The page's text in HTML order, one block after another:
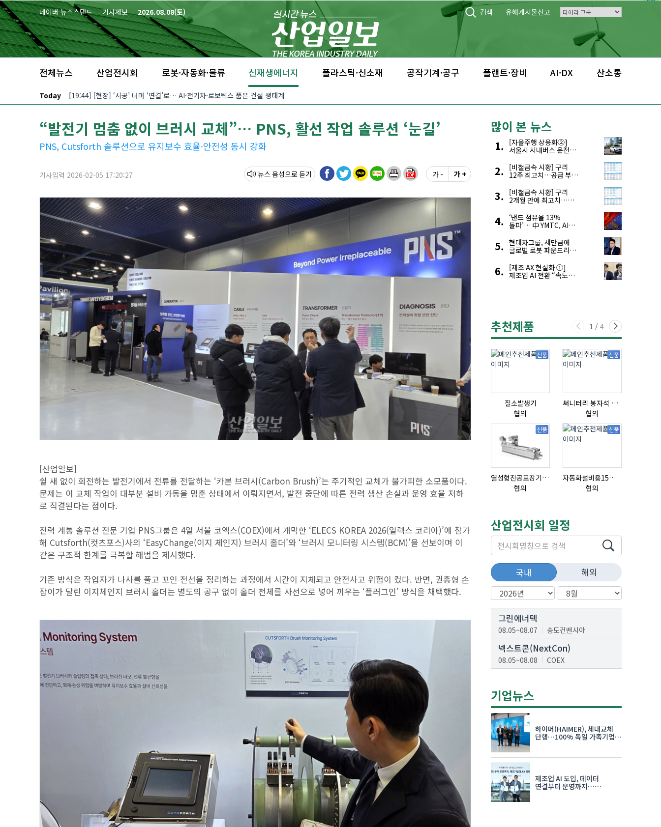
본문 바로가기
네이버 뉴스스탠드 기사제보 2026.08.08(토) 검색 유해게시물신고
전체뉴스 산업전시회 로봇·자동화·물류 신재생에너지 플라스틱·신소재 공작기계·공구 플랜트·장비 AI·DX 산소통
Today [19:44] [현장] ‘시공’ 너머 ‘연결’로… AI·전기차·로보틱스 품은 건설 생태계
“발전기 멈춤 없이 브러시 교체”… PNS, 활선 작업 솔루션 ‘눈길’
PNS, Cutsforth 솔루션으로 유지보수 효율·안전성 동시 강화
기사입력 2026-02-05 17:20:27 뉴스 음성 가 - 가 +
[산업일보]
쉴 새 없이 회전하는 발전기에서 전류를 전달하는 ‘카본 브러시(Carbon Brush)’는 주기적인 교체가 불가피한 소모품이다.
문제는 이 교체 작업이 대부분 설비 가동을 멈춘 상태에서 이뤄지면서, 발전 중단에 따른 전력 생산 손실과 운영 효율 저하
로 직결된다는 점이다.
전력 계통 솔루션 전문 기업 PNS그룹은 4일 서울 코엑스(COEX)에서 개막한 ‘ELECS KOREA 2026(일렉스 코리아)’에 참가
해 Cutsforth(컷츠포스)사의 ‘EasyChange(이지 체인지) 브러시 홀더’와 ‘브러시 모니터링 시스템(BCM)’을 선보이며 이
같은 구조적 한계를 극복할 해법을 제시했다.
기존 방식은 작업자가 나사를 풀고 꼬인 전선을 정리하는 과정에서 시간이 지체되고 안전사고 위험이 컸다. 반면, 권총형 손
잡이가 달린 이지체인지 브러시 홀더는 별도의 공구 없이 홀더 전체를 사선으로 넣어 끼우는 ‘플러그인’ 방식을 채택했다.
많이 본 뉴스
[자율주행 상용화②]
서울시 시내버스 운전자
해결한다
[비철금속 시황] 구리
12주 최고치…공급 부족
[비철금속 시황] 구리
2개월 만에 최고치…
우려 확대
‘낸드 점유율 13%
돌파’… 中 YMTC, AI
4위 맹추격
현대차그룹, 새만금에
글로벌 로봇 파운드리
[제조 AX 현실화 ①]
제조업 AI 전환 “속도와
추천제품 1 / 4
신품
질소발생기
협의
신품
써니터리 봉자석 세트 SPECIAL , 봉자석 , 자석봉 , 호퍼용자석 , 전자석
협의
신품
열성형진공포장기 표준형 모델 OMNIVAC S-200
협의
신품
자동화설비용15ml자동주입기
협의
산업전시회 일정
국내 해외
그린에너텍
08.05~08.07 송도컨벤시아
넥스트콘(NextCon)
08.05~08.08 COEX
08.19~08.21
K-PRINT
08.19~08.22
자율주행모빌리티산업전
08.25~08.27
차세대 반도체 패키징 산업전
08.26~08.28 수원컨벤션센터
기업뉴스
하이머(HAIMER), 세대교체
단행…100% 독일 가족기업
제조업 AI 도입, 데이터
연결부터 운영까지…